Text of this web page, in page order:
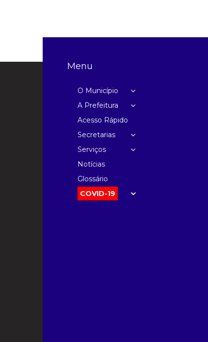
Menu
O Município
A Prefeitura
Acesso Rápido
Secretarias
Serviços
Notícias
Glossário
COVID-19